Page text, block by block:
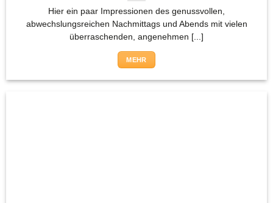
Hier ein paar Impressionen des genussvollen,
abwechslungsreichen Nachmittags und Abends mit vielen
überraschenden, angenehmen [...]
MEHR